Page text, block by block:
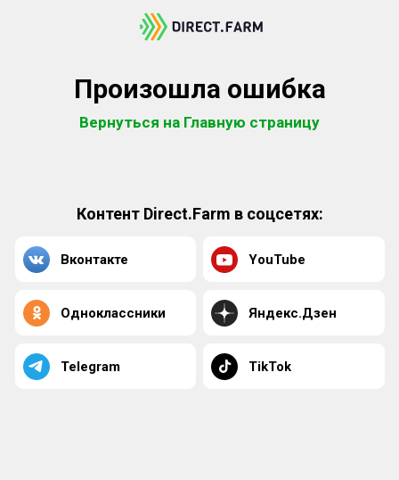
Произошла ошибка
Вернуться на Главную страницу
Контент Direct.Farm в соцсетях:
Вконтакте YouTube
Одноклассники Яндекс.Дзен
Telegram TikTok